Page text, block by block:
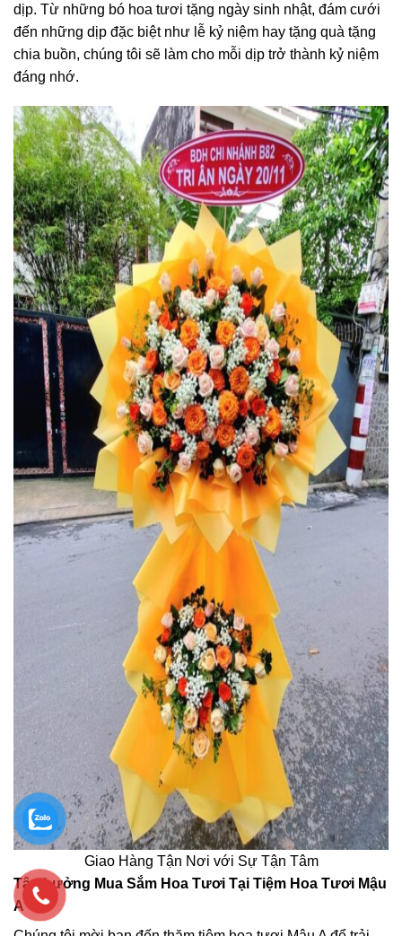
dịp. Từ những bó hoa tươi tặng ngày sinh nhật, đám cưới
đến những dịp đặc biệt như lễ kỷ niệm hay tặng quà tặng
chia buồn, chúng tôi sẽ làm cho mỗi dịp trở thành kỷ niệm
đáng nhớ.
Giao Hàng Tận Nơi với Sự Tận Tâm
Tận hưởng Mua Sắm Hoa Tươi Tại Tiệm Hoa Tươi Mậu
A